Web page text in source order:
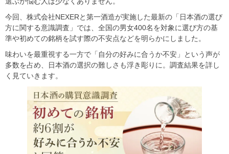
今回、株式会社NEXERと第一酒造が実施した最新の「日本酒の選び
方に関する意識調査」では、全国の男女400名を対象に選び方の基
準や初めての銘柄を試す際の不安点などを明らかにしました。
味わいを最重視する一方で「自分の好みに合うか不安」という声が
多数を占め、日本酒の選択の難しさも浮き彫りに。調査結果を詳し
く見ていきます。